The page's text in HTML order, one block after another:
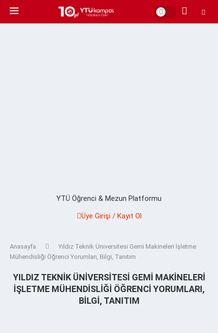
YTÜ Öğrenci & Mezun Platformu
Üye Girişi / Kayıt Ol
Anasayfa
Yıldız Teknik Üniversitesi Gemi Makineleri İşletme
Mühendisliği Öğrenci Yorumları, Bilgi, Tanıtım
YILDIZ TEKNIK ÜNIVERSITESI GEMI MAKINELERI
İŞLETME MÜHENDISLIĞI ÖĞRENCI YORUMLARI,
BILGI, TANITIM